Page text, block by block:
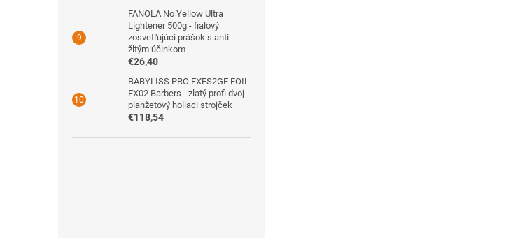
FANOLA No Yellow Ultra
Lightener 500g - fialový
zosvetľujúci prášok s anti-
žltým účinkom
€26,40
BABYLISS PRO FXFS2GE FOIL
FX02 Barbers - zlatý profi dvoj
planžetový holiaci strojček
€118,54